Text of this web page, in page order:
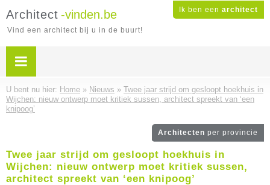
Ik ben een architect
Architect -vinden.be
Vind een architect bij u in de buurt!
U bent nu hier: Home » Nieuws » Twee jaar strijd om gesloopt hoekhuis in
Wijchen: nieuw ontwerp moet kritiek sussen, architect spreekt van ‘een
knipoog’
Architecten per provincie
Twee jaar strijd om gesloopt hoekhuis in
Wijchen: nieuw ontwerp moet kritiek sussen,
architect spreekt van ‘een knipoog’